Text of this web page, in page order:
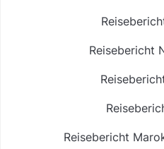
Reisebericht
Reisebericht